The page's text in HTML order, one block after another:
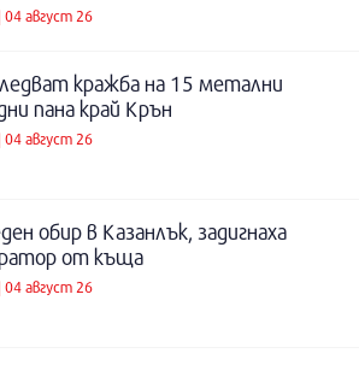
04 август 26
кражба на 15 метални
пана край Крън
04 август 26
обир в Казанлък, задигнаха
от къща
04 август 26